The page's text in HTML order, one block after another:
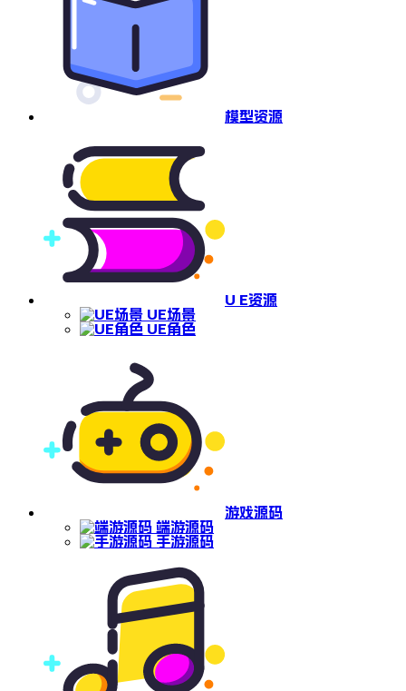
模型资源
U E资源
UE场景
UE角色
游戏源码
端游源码
手游源码